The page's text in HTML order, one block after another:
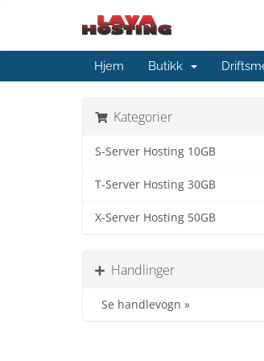
Hjem Butikk
Kategorier
S-Server Hosting 10GB
T-Server Hosting 30GB
X-Server Hosting 50GB
Handlinger
Se handlevogn »